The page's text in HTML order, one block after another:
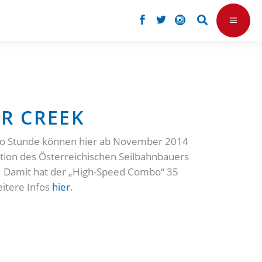
CREEK
können hier ab November 2014
des Österreichischen Seilbahnbauers
hat der „High-Speed Combo“ 35
Infos hier.